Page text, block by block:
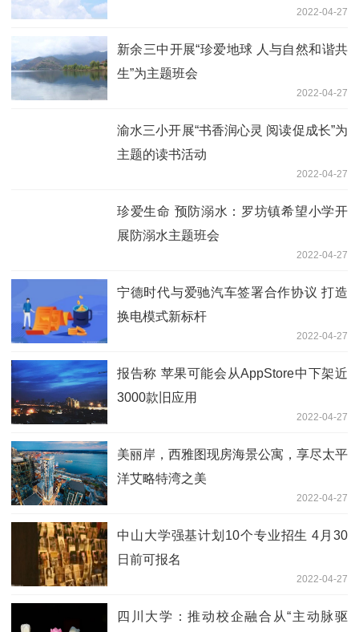
2022-04-27
新余三中开展“珍爱地球 人与自然和谐共
生”为主题班会
2022-04-27
渝水三小开展“书香润心灵 阅读促成长”为
主题的读书活动
2022-04-27
珍爱生命 预防溺水：罗坊镇希望小学开
展防溺水主题班会
2022-04-27
宁德时代与爱驰汽车签署合作协议 打造
换电模式新标杆
2022-04-27
报告称 苹果可能会从AppStore中下架近
3000款旧应用
2022-04-27
美丽岸，西雅图现房海景公寓，享尽太平
洋艾略特湾之美
2022-04-27
中山大学强基计划10个专业招生 4月30
日前可报名
2022-04-27
四川大学：推动校企融合从“主动脉驱